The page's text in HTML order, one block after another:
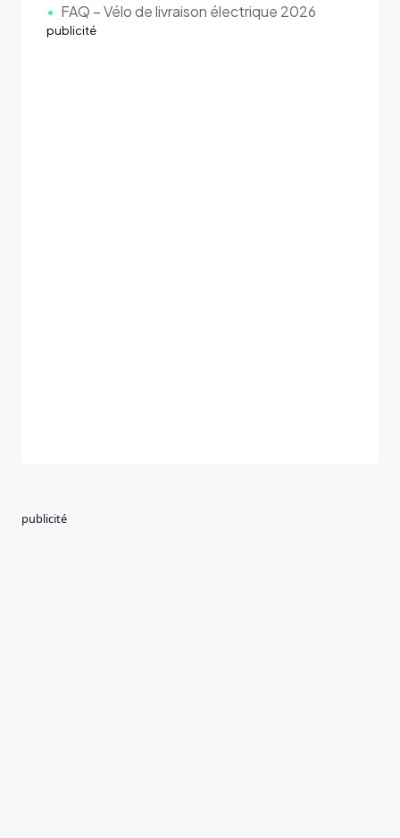
FAQ – Vélo de livraison électrique 2026
publicité
publicité